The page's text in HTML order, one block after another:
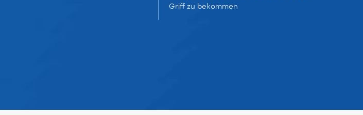
Griff zu bekommen